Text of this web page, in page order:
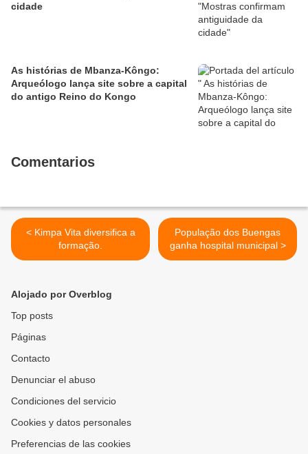
cidade
As histórias de Mbanza-Kôngo:
Arqueólogo lança site sobre a capital
do antigo Reino do Kongo
Comentarios
< Kimpa Vita diversifica a
formação.
População dos Buengas
ganha hospital municipal >
Alojado por Overblog
Top posts
Páginas
Contacto
Denunciar el abuso
Condiciones del servicio
Cookies y datos personales
Preferencias de las cookies